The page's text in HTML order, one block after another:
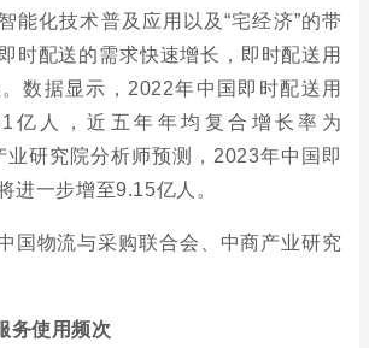
能化技术普及应用以及“宅经济”的带
时配送的需求快速增长，即时配送用
数据显示，2022年中国即时配送用
亿人，近五年年均复合增长率为
业研究院分析师预测，2023年中国即
进一步增至9.15亿人。
国物流与采购联合会、中商产业研究
务使用频次